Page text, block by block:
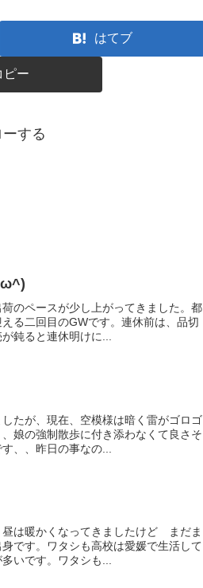
はてブ
ピー
する
のペースが少し上がってきました。都
る二回目のGWです。連休前は、品切
鈍ると連休明けに...
たが、現在、空模様は暗く雷がゴロゴ
娘の強制散歩に付き添わなくて良さそ
、、昨日の事なの...
は暖かくなってきましたけど まだま
です。ワタシも高校は愛媛で生活して
いです。ワタシも...